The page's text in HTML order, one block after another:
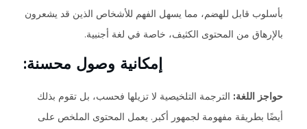
بأسلوب قابل للهضم، مما يسهل الفهم للأشخاص الذين قد يشعرون
بالإرهاق من المحتوى الكثيف، خاصة في لغة أجنبية.
إمكانية وصول محسنة:
حواجز اللغة: الترجمة التلخيصية لا تزيلها فحسب، بل تقوم بذلك
أيضًا بطريقة مفهومة لجمهور أكبر. يعمل المحتوى الملخص على